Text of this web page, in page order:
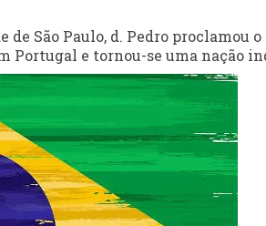
São Paulo, d. Pedro proclamou
Portugal e tornou-se uma nação